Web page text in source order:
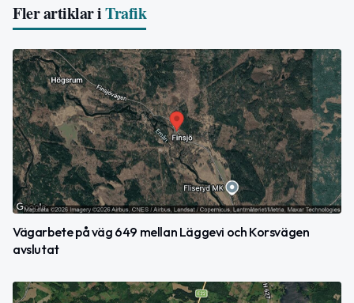
Fler artiklar iTrafik
Vägarbete på väg 649 mellan Läggevi och Korsvägen
avslutat